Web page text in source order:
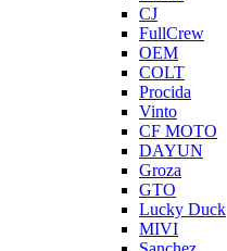
CJ
FullCrew
OEM
COLT
Procida
Vinto
CF MOTO
DAYUN
Groza
GTO
Lucky Duck
MIVI